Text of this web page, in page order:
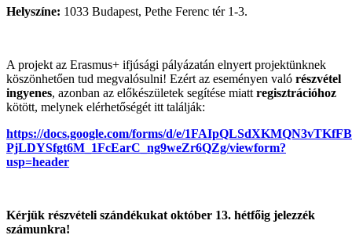
Helyszíne: 1033 Budapest, Pethe Ferenc tér 1-3.
A projekt az Erasmus+ ifjúsági pályázatán elnyert projektünknek
köszönhetően tud megvalósulni! Ezért az eseményen való részvétel
ingyenes, azonban az előkészületek segítése miatt regisztrációhoz
kötött, melynek elérhetőségét itt találják:
https://docs.google.com/forms/d/e/
PjLDYSfgt6M_1FcEarC_ng9weZr6QZg/viewform?
usp=header
Kérjük részvételi szándékukat október 13. hétfőig jelezzék
számunkra!